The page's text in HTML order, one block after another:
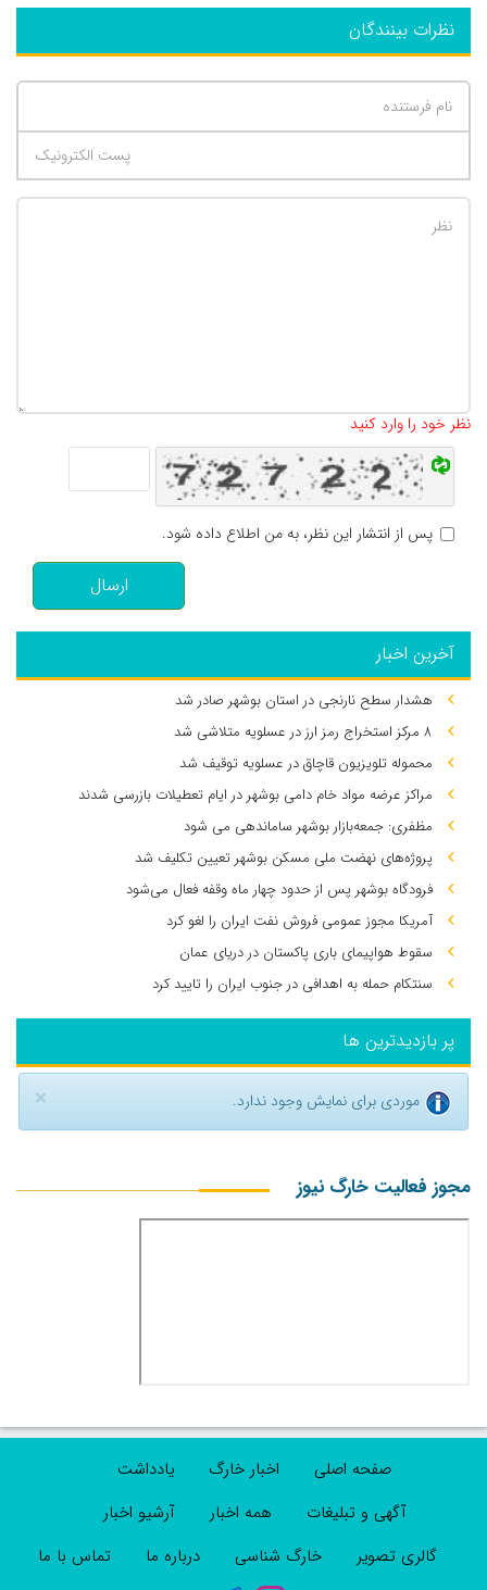
نظرات بینندگان
نظر خود را وارد کنید
پس از انتشار این نظر، به من اطلاع داده شود.
ارسال
آخرین اخبار
هشدار سطح نارنجی در استان بوشهر صادر شد
۸ مرکز استخراج رمز ارز در عسلویه متلاشی شد
محموله تلویزیون قاچاق در عسلویه توقیف شد
مراکز عرضه مواد خام دامی بوشهر در ایام تعطیلات بازرسی شدند
مظفری: جمعه‌بازار بوشهر ساماندهی می‌ شود
پروژه‌های نهضت ملی مسکن بوشهر تعیین تکلیف شد
فرودگاه بوشهر پس از حدود چهار ماه وقفه فعال می‌شود
آمریکا مجوز عمومی فروش نفت ایران را لغو کرد
سقوط هواپیمای باری پاکستان در دریای عمان
سنتکام حمله به اهدافی در جنوب ایران را تایید کرد
پر بازدیدترین ها
× موردی برای نمایش وجود ندارد.
مجوز فعالیت خارگ نیوز
صفحه اصلی اخبار خارگ
یادداشت
آگهی و تبلیغات
همه اخبار
آرشیو اخبار
گالری تصویر
خارگ شناسی درباره ما تماس با ما